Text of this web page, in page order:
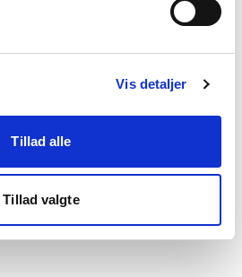
Vis detaljer
Tillad alle
Tillad valgte